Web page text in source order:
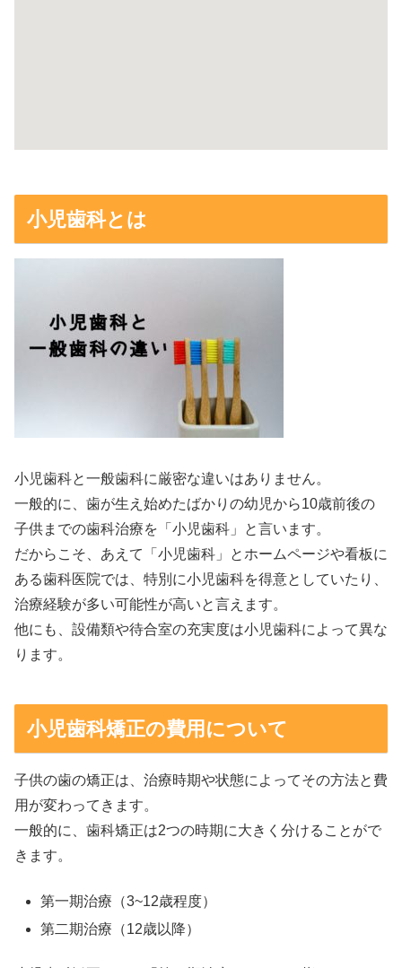
小児歯科とは
小児歯科と一般歯科に厳密な違いはありません。
一般的に、歯が生え始めたばかりの幼児から10歳前後の
子供までの歯科治療を「小児歯科」と言います。
だからこそ、あえて「小児歯科」とホームページや看板に
ある歯科医院では、特別に小児歯科を得意としていたり、
治療経験が多い可能性が高いと言えます。
他にも、設備類や待合室の充実度は小児歯科によって異な
ります。
小児歯科矯正の費用について
子供の歯の矯正は、治療時期や状態によってその方法と費
用が変わってきます。
一般的に、歯科矯正は2つの時期に大きく分けることがで
きます。
第一期治療（3~12歳程度）
第二期治療（12歳以降）